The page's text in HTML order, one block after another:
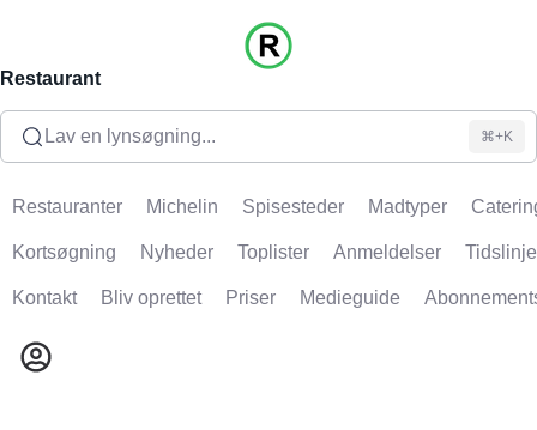
Restaurant
Lav en lynsøgning... ⌘+K
Restauranter Michelin Spisesteder Madtyper
Kortsøgning Nyheder Toplister Anmeldelser Tidslinje
Kontakt Bliv oprettet Priser Medieguide